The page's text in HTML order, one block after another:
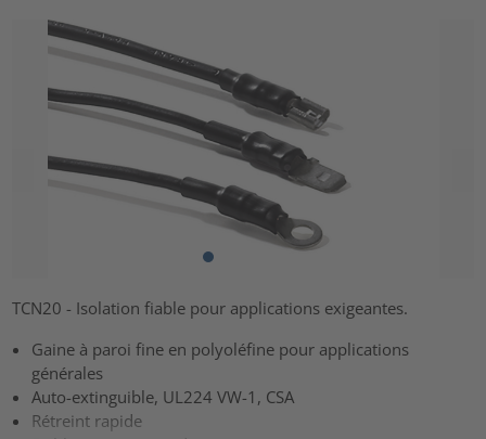
TCN20 - Isolation fiable pour applications exigeantes.
Gaine à paroi fine en polyoléfine pour applications
générales
Auto-extinguible, UL224 VW-1, CSA
Rétreint rapide